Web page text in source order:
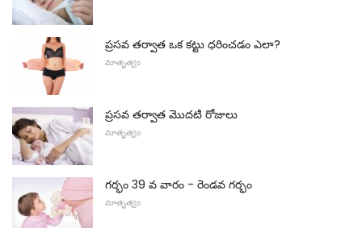
ప్రసవ తర్వాత ఒక కట్టు ధరించడం ఎలా?
మాతృత్వం
ప్రసవ తర్వాత మొదటి రోజులు
మాతృత్వం
గర్భం 39 వ వారం - రెండవ గర్భం
మాతృత్వం